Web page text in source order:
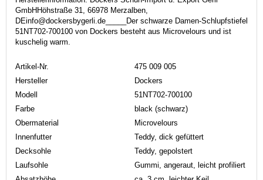
GmbHHöhstraße 31, 66978 Merzalben,
DEinfo@dockersbygerli.de_____Der schwarze Damen-Schlupfstiefel
51NT702-700100 von Dockers besteht aus Microvelours und ist
kuschelig warm.
Artikel-Nr.
475 009 005
Hersteller
Dockers
Modell
51NT702-700100
Farbe
black (schwarz)
Obermaterial
Microvelours
Innenfutter
Teddy, dick gefüttert
Decksohle
Teddy, gepolstert
Laufsohle
Gummi, angeraut, leicht profiliert